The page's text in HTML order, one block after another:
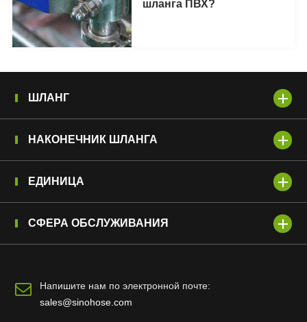
шланга ПВХ?
ШЛАНГ
НАКОНЕЧНИК ШЛАНГА
ЕДИНИЦА
СФЕРА ОБСЛУЖИВАНИЯ
Напишите нам по электронной почте:
sales@sinohose.com